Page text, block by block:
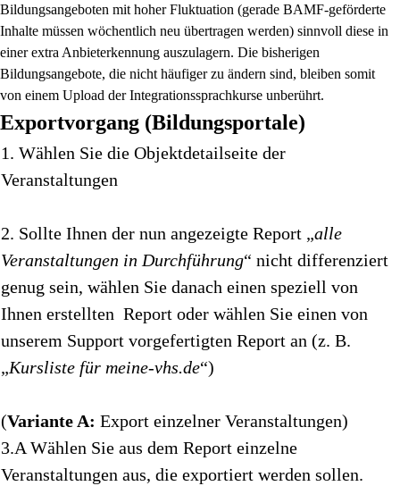
Bildungsangeboten mit hoher Fluktuation (gerade BAMF-geförderte
Inhalte müssen wöchentlich neu übertragen werden) sinnvoll diese in
einer extra Anbieterkennung auszulagern. Die bisherigen
Bildungsangebote, die nicht häufiger zu ändern sind, bleiben somit
von einem Upload der Integrationssprachkurse unberührt.
Exportvorgang (Bildungsportale)
1. Wählen Sie die Objektdetailseite der
Veranstaltungen
2. Sollte Ihnen der nun angezeigte Report „alle
Veranstaltungen in Durchführung“ nicht differenziert
genug sein, wählen Sie danach einen speziell von
Ihnen erstellten Report oder wählen Sie einen von
unserem Support vorgefertigten Report an (z. B.
„Kursliste für meine-vhs.de“)
(Variante A: Export einzelner Veranstaltungen)
3.A Wählen Sie aus dem Report einzelne
Veranstaltungen aus, die exportiert werden sollen.